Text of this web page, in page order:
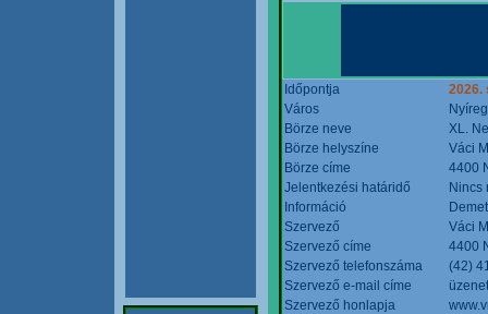
Időpontja
2026.
Város
Börze neve
XL.
Börze helyszíne
Váci
Börze címe
4400
Jelentkezési határidő
Nincs
Információ
Szervező
Váci
Szervező címe
4400
Szervező telefonszáma
(42)
Szervező e-mail címe
Szervező honlapja